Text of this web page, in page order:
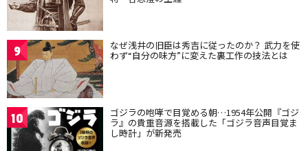
9 なぜ浅井の旧臣は秀吉に従ったのか？ 武力を使
わず“自分の味方”に変えた裏工作の技法とは
10 ゴジラの咆哮で目覚める朝…1954年公開『ゴジ
ラ』の貴重音源を搭載した「ゴジラ音声目覚ま
し時計」が新発売